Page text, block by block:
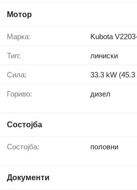
Мотор
Марка: Kubota
Тип: линиски
Сила: 33.3 kW (45.3
Гориво: дизел
Состојба
Состојба: половни
Документи